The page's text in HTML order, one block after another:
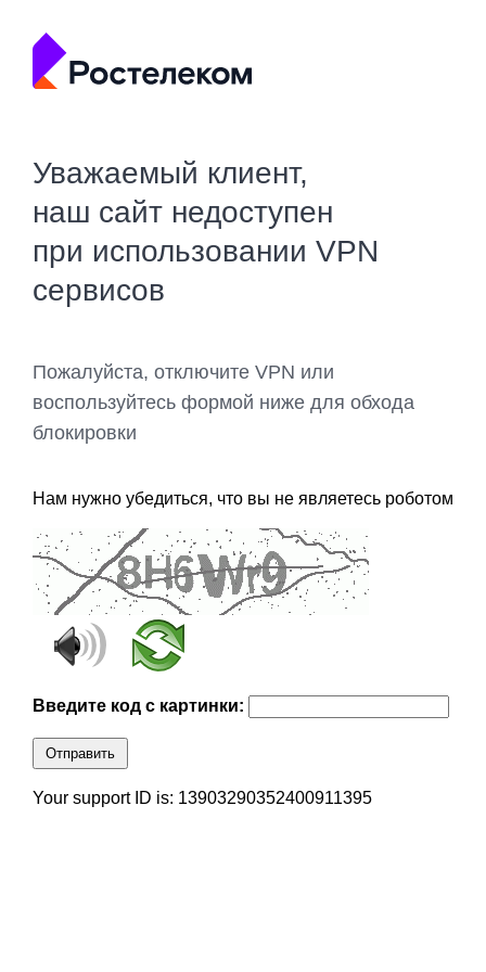
Уважаемый клиент,
наш сайт недоступен
при использовании VPN
сервисов
Пожалуйста, отключите VPN или
воспользуйтесь формой ниже для обхода
блокировки
Нам нужно убедиться, что вы не являетесь роботом
Введите код с картинки:
Отправить
Your support ID is: 13903290352400911395